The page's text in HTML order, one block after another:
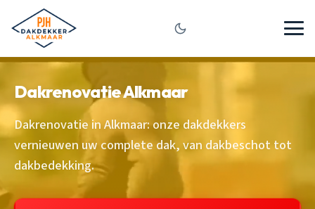
Dakrenovatie Alkmaar
Dakrenovatie in Alkmaar: onze dakdekkers
vernieuwen uw complete dak, van dakbeschot tot
dakbedekking.